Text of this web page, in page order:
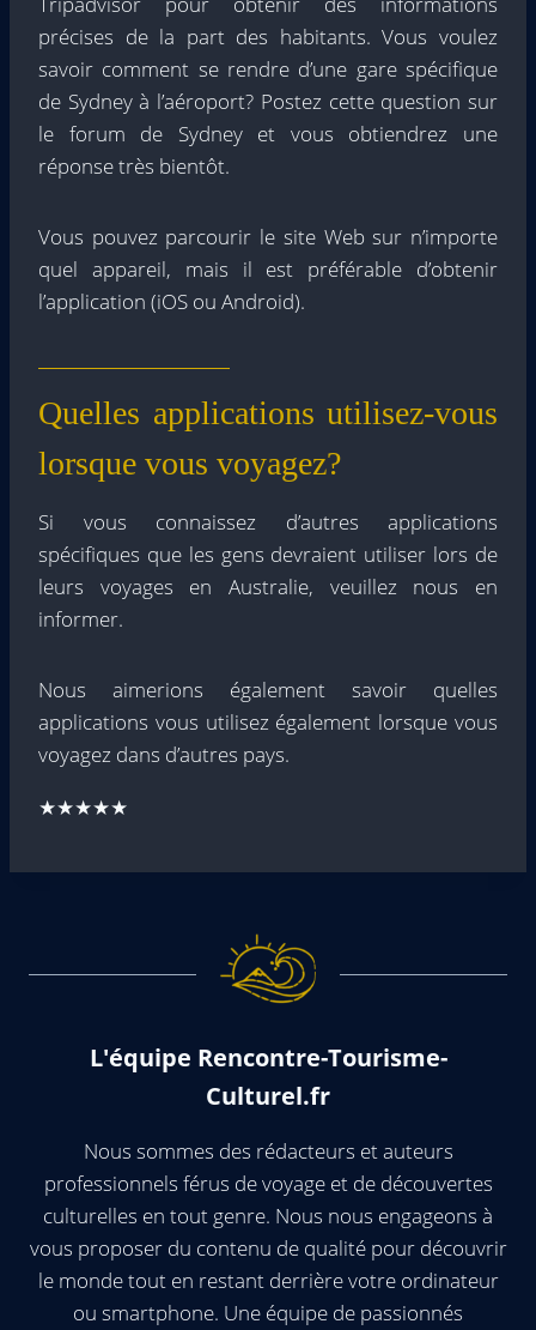
précises de la part des habitants. Vous voulez
savoir comment se rendre d’une gare spécifique
de Sydney à l’aéroport? Postez cette question sur
le forum de Sydney et vous obtiendrez une
réponse très bientôt.
Vous pouvez parcourir le site Web sur n’importe
quel appareil, mais il est préférable d’obtenir
l’application (iOS ou Android).
Quelles applications utilisez-vous
lorsque vous voyagez?
Si vous connaissez d’autres applications
spécifiques que les gens devraient utiliser lors de
leurs voyages en Australie, veuillez nous en
informer.
Nous aimerions également savoir quelles
applications vous utilisez également lorsque vous
voyagez dans d’autres pays.
★★★★★
L'équipe Rencontre-Tourisme-
Culturel.fr
Nous sommes des rédacteurs et auteurs
professionnels férus de voyage et de découvertes
culturelles en tout genre. Nous nous engageons à
vous proposer du contenu de qualité pour découvrir
le monde tout en restant derrière votre ordinateur
ou smartphone. Une équipe de passionnés